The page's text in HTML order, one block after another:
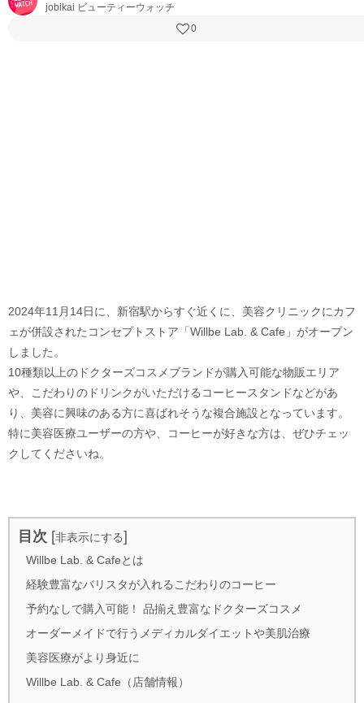
jobikai ビューティーウォッチ
0
2024年11月14日に、新宿駅からすぐ近くに、美容クリニックにカフ
ェが併設されたコンセプトストア「Willbe Lab. & Cafe」がオープン
しました。
10種類以上のドクターズコスメブランドが購入可能な物販エリア
や、こだわりのドリンクがいただけるコーヒースタンドなどがあ
り、美容に興味のある方に喜ばれそうな複合施設となっています。
特に美容医療ユーザーの方や、コーヒーが好きな方は、ぜひチェッ
クしてくださいね。
目次 [非表示にする]
Willbe Lab. & Cafeとは
経験豊富なバリスタが入れるこだわりのコーヒー
予約なしで購入可能！ 品揃え豊富なドクターズコスメ
オーダーメイドで行うメディカルダイエットや美肌治療
美容医療がより身近に
Willbe Lab. & Cafe（店舗情報）